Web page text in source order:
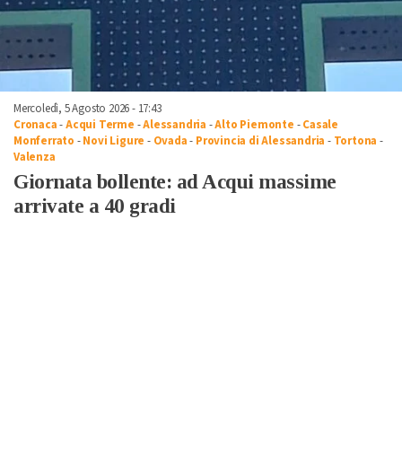
Mercoledì, 5 Agosto 2026 - 17:43
Cronaca-Acqui Terme -Alessandria -Alto Piemonte -Casale
Monferrato -Novi Ligure - Ovada- Provincia di Alessandria - Tortona -
Valenza
Giornata bollente: ad Acqui massime
arrivate a 40 gradi